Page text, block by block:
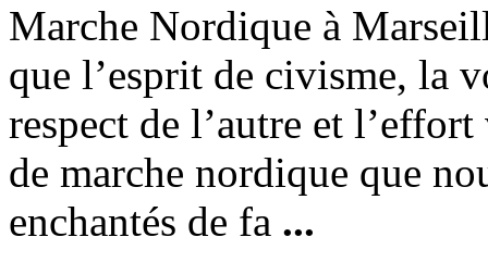
Marche Nordique à
que l’esprit de civisme, la
respect de l’autre et
de marche nordique que
enchantés de fa ...